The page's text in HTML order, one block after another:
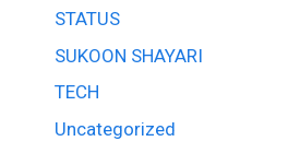
STATUS
SUKOON SHAYARI
TECH
Uncategorized